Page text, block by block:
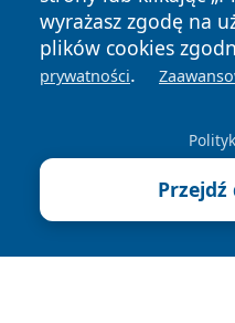
wyrażasz zgodę na
plików cookies
prywatności.
News Autorzy